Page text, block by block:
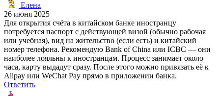
Елена
26 июня 2025
Для открытия счёта в китайском банке иностранцу
потребуется паспорт с действующей визой (обычно рабочая
или учебная), вид на жительство (если есть) и китайский
номер телефона. Рекомендую Bank of China или ICBC — они
наиболее лояльны к иностранцам. Процесс занимает около
часа, карту выдадут сразу. После этого можно привязать её к
Alipay или WeChat Pay прямо в приложении банка.
Ответить